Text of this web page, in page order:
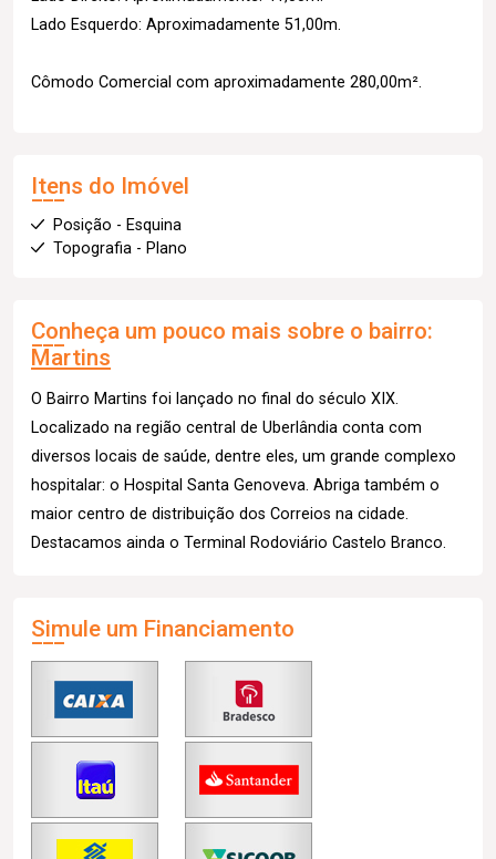
Lado Esquerdo: Aproximadamente 51,00m.
Cômodo Comercial com aproximadamente 280,00m².
Itens do Imóvel
Posição - Esquina
Topografia - Plano
Conheça um pouco mais sobre o bairro:
Martins
O Bairro Martins foi lançado no final do século XIX.
Localizado na região central de Uberlândia conta com
diversos locais de saúde, dentre eles, um grande complexo
hospitalar: o Hospital Santa Genoveva. Abriga também o
maior centro de distribuição dos Correios na cidade.
Destacamos ainda o Terminal Rodoviário Castelo Branco.
Simule um Financiamento